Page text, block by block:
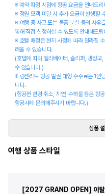
※ 예약 확정 시점에 항공 요금을 안내드
※ 정원 모객 미달 시 추가 요금이 발생할
※ 여행 중 사고 또는 물품 분실 등의 사유
통해 직접 신청하실 수 있도록 안내해드립
※ 호텔 배정은 현지 사정에 따라 달라질
려울 수 있습니다.
(호텔에 따라 엘리베이터, 슬리퍼, 냉장
수 있습니다.)
※ 링켄리브 항공 발권 대행 수수료는 1
니다.
(항공편 변경·취소, 지연, 수하물 등은 항
항공사에 문의해주시기 바랍니다.)
상품
여행 상품 스타일
[2027 GRAND OPEN] 이탈